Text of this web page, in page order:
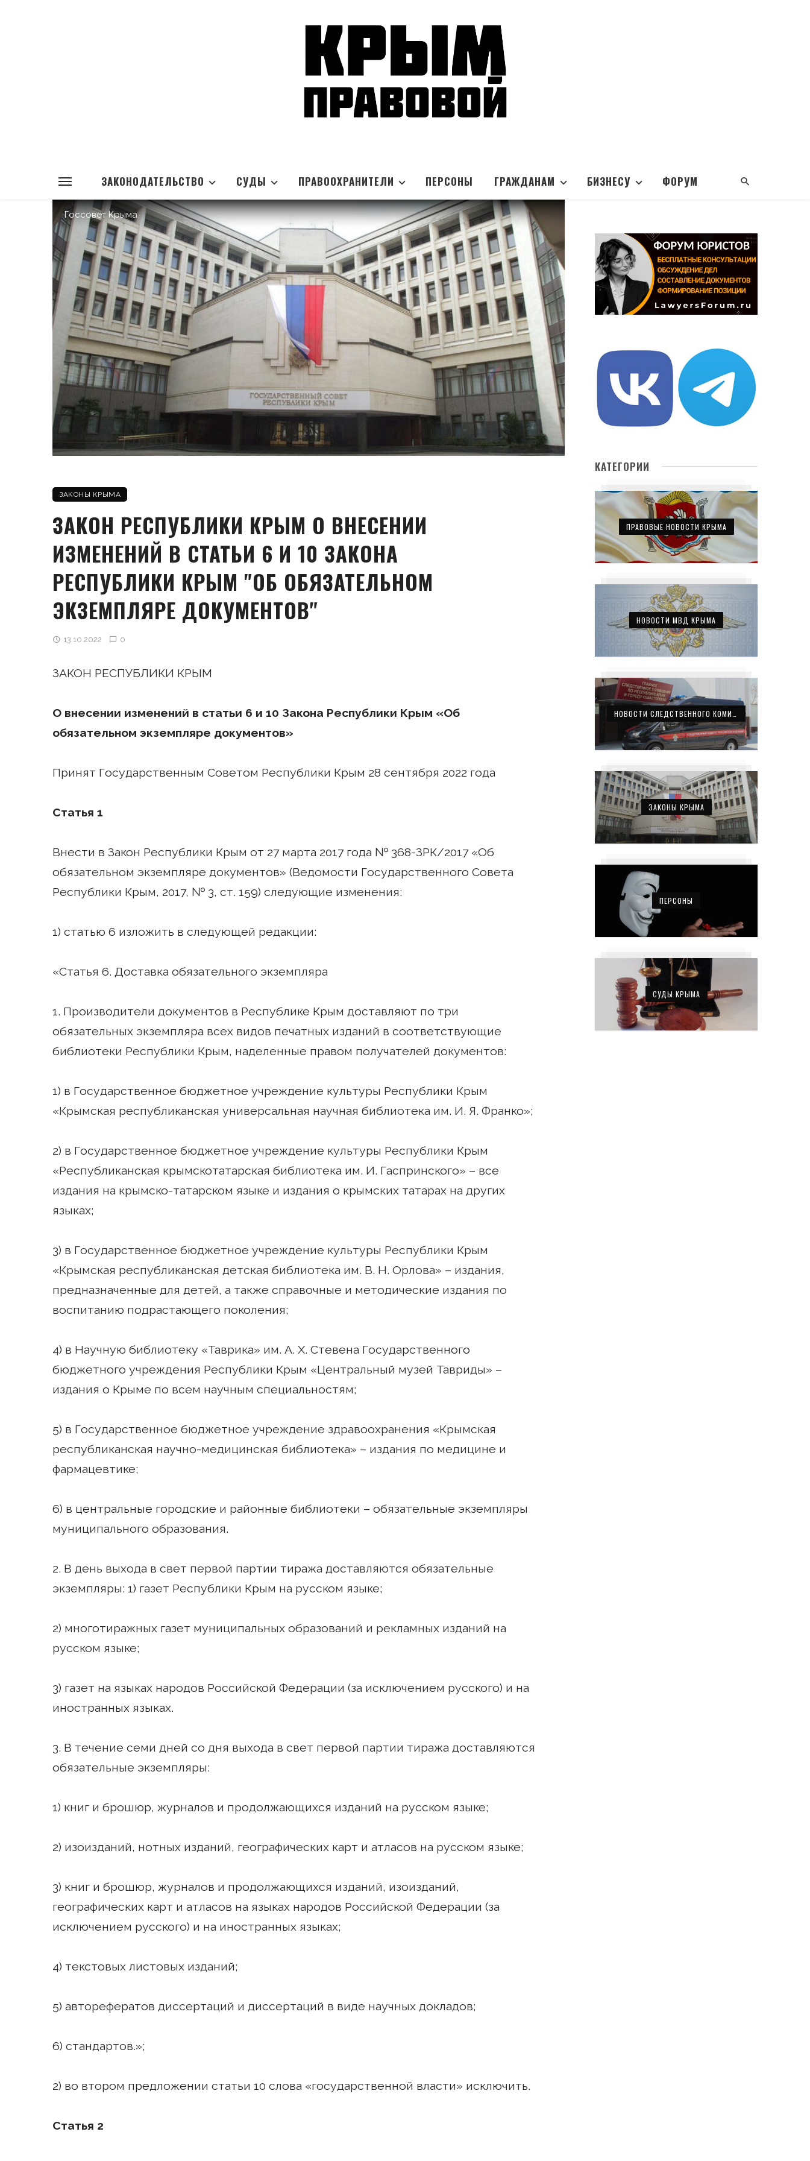
ЗАКОНОДАТЕЛЬСТВО СУДЫ ПРАВООХРАНИТЕЛИ ПЕРСОНЫ ГРАЖДАНАМ БИЗНЕСУ ФОРУМ
Госсовет Крыма
ЗАКОНЫ КРЫМА
ЗАКОН РЕСПУБЛИКИ КРЫМ О ВНЕСЕНИИ
ИЗМЕНЕНИЙ В СТАТЬИ 6 И 10 ЗАКОНА
РЕСПУБЛИКИ КРЫМ "ОБ ОБЯЗАТЕЛЬНОМ
ЭКЗЕМПЛЯРЕ ДОКУМЕНТОВ"
13.10.2022 0
ЗАКОН РЕСПУБЛИКИ КРЫМ
О внесении изменений в статьи 6 и 10 Закона Республики Крым «Об
обязательном экземпляре документов»
Принят Государственным Советом Республики Крым 28 сентября 2022 года
Статья 1
Внести в Закон Республики Крым от 27 марта 2017 года № 368-ЗРК/2017 «Об
обязательном экземпляре документов» (Ведомости Государственного Совета
Республики Крым, 2017, № 3, ст. 159) следующие изменения:
1) статью 6 изложить в следующей редакции:
«Статья 6. Доставка обязательного экземпляра
1. Производители документов в Республике Крым доставляют по три
обязательных экземпляра всех видов печатных изданий в соответствующие
библиотеки Республики Крым, наделенные правом получателей документов:
1) в Государственное бюджетное учреждение культуры Республики Крым
«Крымская республиканская универсальная научная библиотека им. И. Я. Франко»;
2) в Государственное бюджетное учреждение культуры Республики Крым
«Республиканская крымскотатарская библиотека им. И. Гаспринского» – все
издания на крымско-татарском языке и издания о крымских татарах на других
языках;
3) в Государственное бюджетное учреждение культуры Республики Крым
«Крымская республиканская детская библиотека им. В. Н. Орлова» – издания,
предназначенные для детей, а также справочные и методические издания по
воспитанию подрастающего поколения;
4) в Научную библиотеку «Таврика» им. А. Х. Стевена Государственного
бюджетного учреждения Республики Крым «Центральный музей Тавриды» –
издания о Крыме по всем научным специальностям;
5) в Государственное бюджетное учреждение здравоохранения «Крымская
республиканская научно-медицинская библиотека» – издания по медицине и
фармацевтике;
6) в центральные городские и районные библиотеки – обязательные экземпляры
муниципального образования.
2. В день выхода в свет первой партии тиража доставляются обязательные
экземпляры: 1) газет Республики Крым на русском языке;
2) многотиражных газет муниципальных образований и рекламных изданий на
русском языке;
3) газет на языках народов Российской Федерации (за исключением русского) и на
иностранных языках.
3. В течение семи дней со дня выхода в свет первой партии тиража доставляются
обязательные экземпляры:
1) книг и брошюр, журналов и продолжающихся изданий на русском языке;
2) изоизданий, нотных изданий, географических карт и атласов на русском языке;
3) книг и брошюр, журналов и продолжающихся изданий, изоизданий,
географических карт и атласов на языках народов Российской Федерации (за
исключением русского) и на иностранных языках;
4) текстовых листовых изданий;
5) авторефератов диссертаций и диссертаций в виде научных докладов;
6) стандартов.»;
2) во втором предложении статьи 10 слова «государственной власти» исключить.
Статья 2
КАТЕГОРИИ
ПРАВОВЫЕ НОВОСТИ КРЫМА
НОВОСТИ МВД КРЫМА
ЗАКОНЫ КРЫМА
ПЕРСОНЫ
СУДЫ КРЫМА